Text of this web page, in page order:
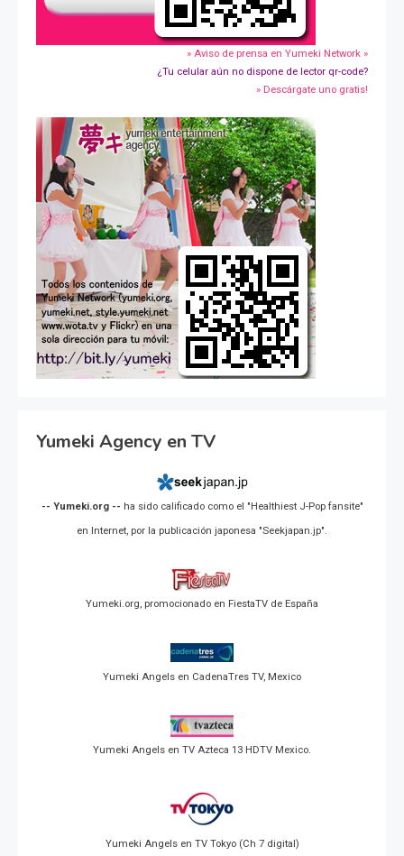
» Aviso de prensa en Yumeki Network »
¿Tu celular aún no dispone de lector qr-code?
» Descárgate uno gratis!
Yumeki Agency en TV
-- Yumeki.org -- ha sido calificado como el "Healthiest J-Pop fansite"
en Internet, por la publicación japonesa "Seekjapan.jp".
Yumeki.org, promocionado en FiestaTV de España
Yumeki Angels en CadenaTres TV, Mexico
Yumeki Angels en TV Azteca 13 HDTV Mexico.
Yumeki Angels en TV Tokyo (Ch 7 digital)